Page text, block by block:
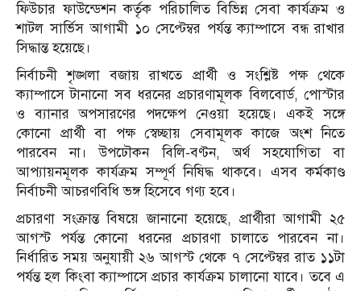
ফিউচার ফাউন্ডেশন কর্তৃক পরিচালিত বিভিন্ন সেবা কার্যক্রম ও
শাটল সার্ভিস আগামী ১০ সেপ্টেম্বর পর্যন্ত ক্যাম্পাসে বন্ধ রাখার
সিদ্ধান্ত হয়েছে।
নির্বাচনী শৃঙ্খলা বজায় রাখতে প্রার্থী ও সংশ্লিষ্ট পক্ষ থেকে
ক্যাম্পাসে টানানো সব ধরনের প্রচারণামূলক বিলবোর্ড, পোস্টার
ও ব্যানার অপসারণের পদক্ষেপ নেওয়া হয়েছে। একই সঙ্গে
কোনো প্রার্থী বা পক্ষ স্বেচ্ছায় সেবামূলক কাজে অংশ নিতে
পারবেন না। উপঢৌকন বিলি-বণ্টন, অর্থ সহযোগিতা বা
আপ্যায়নমূলক কার্যক্রম সম্পূর্ণ নিষিদ্ধ থাকবে। এসব কর্মকাণ্ড
নির্বাচনী আচরণবিধি ভঙ্গ হিসেবে গণ্য হবে।
প্রচারণা সংক্রান্ত বিষয়ে জানানো হয়েছে, প্রার্থীরা আগামী ২৫
আগস্ট পর্যন্ত কোনো ধরনের প্রচারণা চালাতে পারবেন না।
নির্ধারিত সময় অনুযায়ী ২৬ আগস্ট থেকে ৭ সেপ্টেম্বর রাত ১১টা
পর্যন্ত হল কিংবা ক্যাম্পাসে প্রচার কার্যক্রম চালানো যাবে। তবে এ